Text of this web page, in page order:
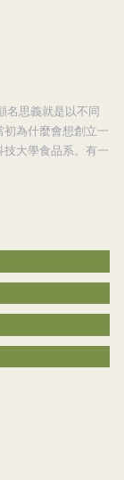
名思義就是以不同
初為什麼會想創立一
大學食品系。有一